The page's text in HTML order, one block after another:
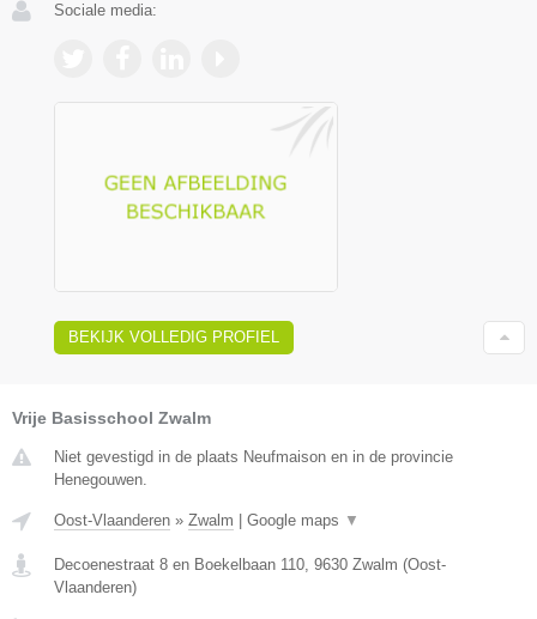
Sociale media:
BEKIJK VOLLEDIG PROFIEL
Vrije Basisschool Zwalm
Niet gevestigd in de plaats Neufmaison en in de provincie
Henegouwen.
Oost-Vlaanderen » Zwalm Google maps ▼
Decoenestraat 8 en Boekelbaan 110 9630 Zwalm (Oost-
Vlaanderen)